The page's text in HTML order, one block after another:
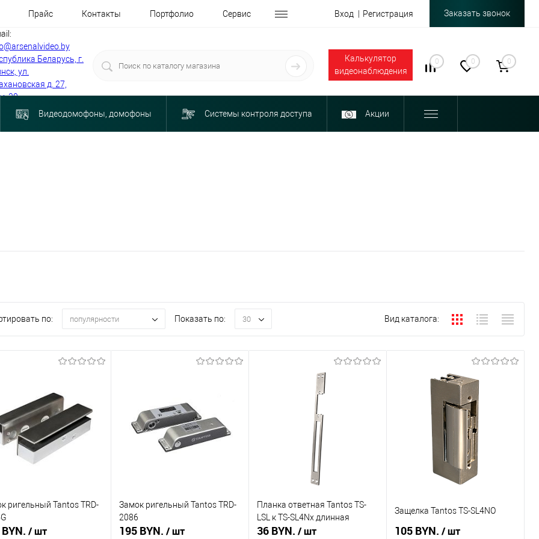
Прайс Контакты Портфолио Сервис Вход Регистрация Заказать звонок
Беларусь, г.
ул.
д. 27,
30
Калькулятор
видеонаблюдения
0 0 0
Видеодомофоны, домофоны Системы контроля доступа Акции
по: популярности Показать по: 30 Вид каталога:
ригельный Tantos TRD-
/ шт
Замок ригельный Tantos TRD-
2086
195 BYN. / шт
Планка ответная Tantos TS-
LSL к TS-SL4Nx длинная
36 BYN. / шт
Защелка Tantos TS-SL4NO
105 BYN. / шт